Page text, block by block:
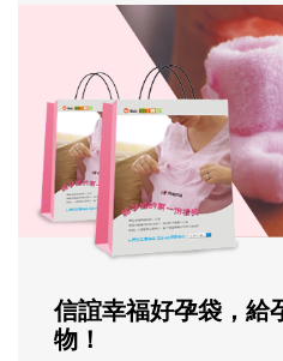
信誼幸福好孕袋，給
物！